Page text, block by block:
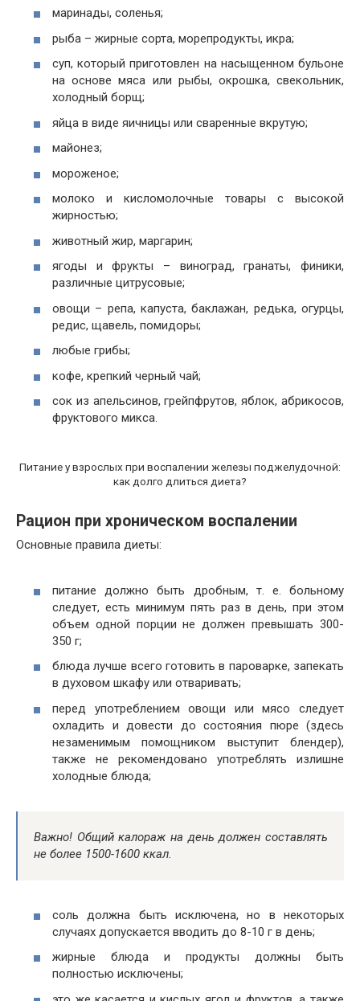
маринады, соленья;
рыба – жирные сорта, морепродукты, икра;
суп, который приготовлен на насыщенном бульоне
на основе мяса или рыбы, окрошка, свекольник,
холодный борщ;
яйца в виде яичницы или сваренные вкрутую;
майонез;
мороженое;
молоко и кисломолочные товары с высокой
жирностью;
животный жир, маргарин;
ягоды и фрукты – виноград, гранаты, финики,
различные цитрусовые;
овощи – репа, капуста, баклажан, редька, огурцы,
редис, щавель, помидоры;
любые грибы;
кофе, крепкий черный чай;
сок из апельсинов, грейпфрутов, яблок, абрикосов,
фруктового микса.
Питание у взрослых при воспалении железы поджелудочной:
как долго длиться диета?
Рацион при хроническом воспалении
Основные правила диеты:
питание должно быть дробным, т. е. больному
следует, есть минимум пять раз в день, при этом
объем одной порции не должен превышать 300-
350 г;
блюда лучше всего готовить в пароварке, запекать
в духовом шкафу или отваривать;
перед употреблением овощи или мясо следует
охладить и довести до состояния пюре (здесь
незаменимым помощником выступит блендер),
также не рекомендовано употреблять излишне
холодные блюда;
Важно! Общий калораж на день должен составлять
не более 1500-1600 ккал.
соль должна быть исключена, но в некоторых
случаях допускается вводить до 8-10 г в день;
жирные блюда и продукты должны быть
полностью исключены;